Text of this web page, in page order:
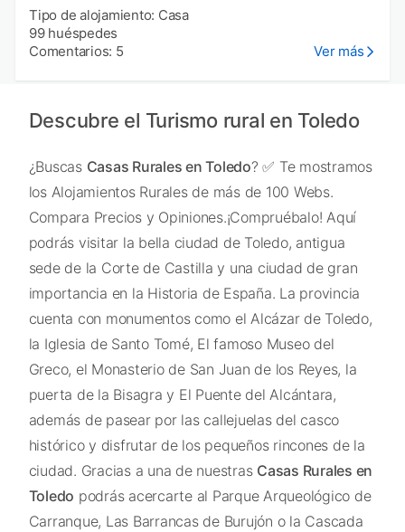
Tipo de alojamiento: Casa
99 huéspedes
Comentarios: 5
Ver más
Descubre el Turismo rural en Toledo
¿Buscas Casas Rurales en Toledo? ✅ Te mostramos
los Alojamientos Rurales de más de 100 Webs.
Compara Precios y Opiniones.¡Compruébalo! Aquí
podrás visitar la bella ciudad de Toledo, antigua
sede de la Corte de Castilla y una ciudad de gran
importancia en la Historia de España. La provincia
cuenta con monumentos como el Alcázar de Toledo,
la Iglesia de Santo Tomé, El famoso Museo del
Greco, el Monasterio de San Juan de los Reyes, la
puerta de la Bisagra y El Puente del Alcántara,
además de pasear por las callejuelas del casco
histórico y disfrutar de los pequeños rincones de la
ciudad. Gracias a una de nuestras Casas Rurales en
Toledo podrás acercarte al Parque Arqueológico de
Carranque, Las Barrancas de Burujón o la Cascada